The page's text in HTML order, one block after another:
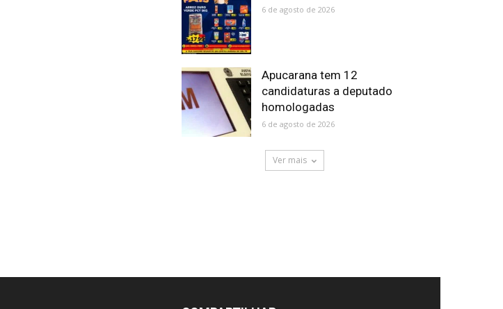
6 de agosto de 2026
Apucarana tem 12
candidaturas a deputado
homologadas
6 de agosto de 2026
Ver mais